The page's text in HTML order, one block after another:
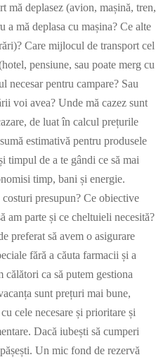
mă deplasez (avion, mașină, tren,
mă deplasa cu mașina? Ce alte
Care mijlocul de transport cel
pensiune, sau poate merg cu
necesar pentru campare? Sau
voi avea? Unde mă cazez sunt
de luat în calcul prețurile
estimativă pentru produsele
timpul de a te gândi ce să mai
timp, bani și energie.
presupun? Ce obiective
am parte și ce cheltuieli necesită?
preferat să avem o asigurare
fără a căuta farmacii și a
ca să putem gestiona
sunt prețuri mai bune,
cele necesare și prioritare și
Dacă iubești să cumperi
Un mic fond de rezervă